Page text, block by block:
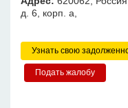
д. 6, корп. а,
Узнать свою